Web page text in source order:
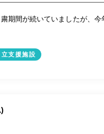
期間が続いていましたが、
立支援施設